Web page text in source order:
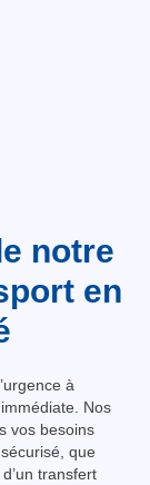
notre
en
à
Nos
vos besoins
que
d’un transfert